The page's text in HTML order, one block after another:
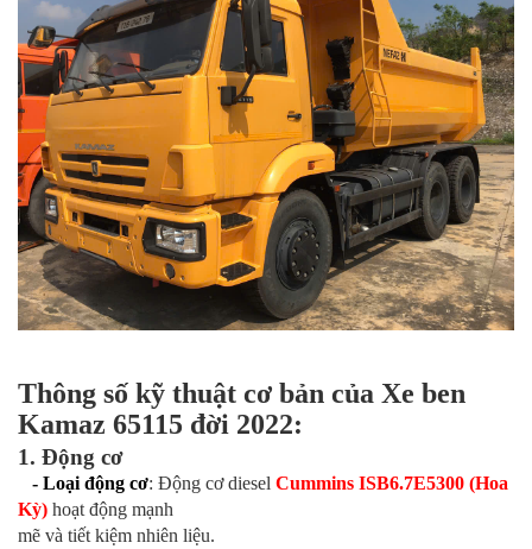
Thông số kỹ thuật cơ bản của Xe ben
Kamaz 65115 đời 2022:
1. Động cơ
- Loại động cơ: Động cơ diesel Cummins ISB6.7E5300 (Hoa
Kỳ) hoạt động mạnh
mẽ và tiết kiệm nhiên liệu.